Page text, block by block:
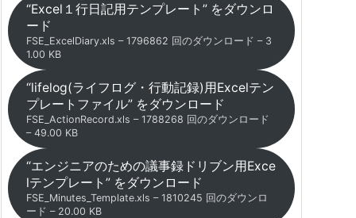
“Excel１行日記用テンプレート” をダウンロ
ード
FSE_ExcelDiary.xls – 1796862 回のダウンロード – 3
1.00 KB
“lifelog(ライフログ・行動記録)用Excelテン
プレートファイル” をダウンロード
FSE_ActionRecord.xls – 1788268 回のダウンロード
– 49.00 KB
“エンジニアのための議事録ドリブン用Exce
lテンプレート” をダウンロード
FSE_Minutes_Template.xls – 1810245 回のダウンロ
ード – 20.00 KB